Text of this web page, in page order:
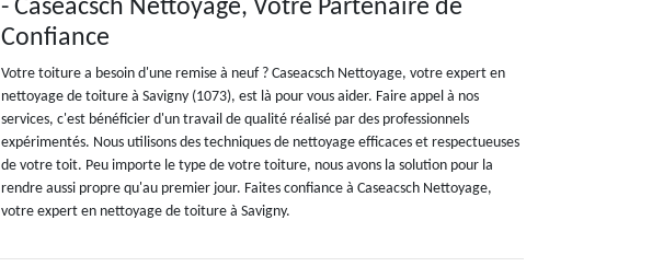
- Caseacsch Nettoyage, Votre Partenaire de
Confiance
Votre toiture a besoin d'une remise à neuf ? Caseacsch Nettoyage, votre expert en
nettoyage de toiture à Savigny (1073), est là pour vous aider. Faire appel à nos
services, c'est bénéficier d'un travail de qualité réalisé par des professionnels
expérimentés. Nous utilisons des techniques de nettoyage efficaces et respectueuses
de votre toit. Peu importe le type de votre toiture, nous avons la solution pour la
rendre aussi propre qu'au premier jour. Faites confiance à Caseacsch Nettoyage,
votre expert en nettoyage de toiture à Savigny.